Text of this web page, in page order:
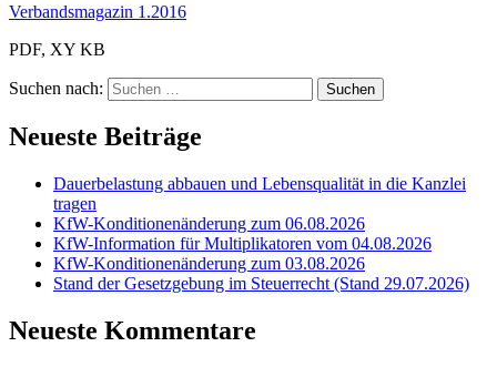
Verbandsmagazin 1.2016
PDF, XY KB
Suchen nach:
Neueste Beiträge
Dauerbelastung abbauen und Lebensqualität in die Kanzlei
tragen
KfW-Konditionenänderung zum 06.08.2026
KfW-Information für Multiplikatoren vom 04.08.2026
KfW-Konditionenänderung zum 03.08.2026
Stand der Gesetzgebung im Steuerrecht (Stand 29.07.2026)
Neueste Kommentare